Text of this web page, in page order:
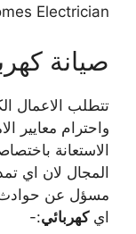
Electrician.
صيانة
تتطلب الاعمال
واحترام معايير
الاستعانة
المجال لان اي
مسؤل عن حوادث
ايكهربائي:-